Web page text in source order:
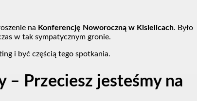
na Konferencję Noworoczną w Kisielicach. Było
w tak sympatycznym gronie.
i być częścią tego spotkania.
– Przeciesz jesteśmy na